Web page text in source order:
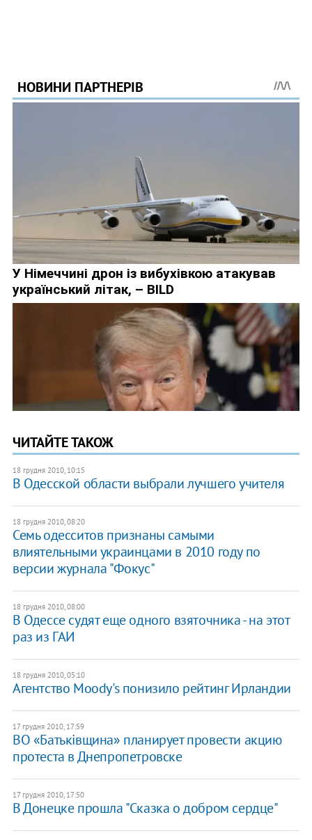
ЧИТАЙТЕ ТАКОЖ
18 грудня 2010, 10:15
В Одесской области выбрали лучшего учителя
18 грудня 2010, 08:20
Семь одесситов признаны самыми
влиятельными украинцами в 2010 году по
версии журнала "Фокус"
18 грудня 2010, 08:00
В Одессе судят еще одного взяточника - на этот
раз из ГАИ
18 грудня 2010, 05:10
Агентство Moody's понизило рейтинг Ирландии
17 грудня 2010, 17:59
ВО «Батьківщина» планирует провести акцию
протеста в Днепропетровске
17 грудня 2010, 17:50
В Донецке прошла "Сказка о добром сердце"